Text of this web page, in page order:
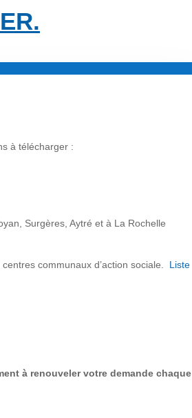
à télécharger :
Surgères, Aytré et à La Rochelle
communaux d’action sociale. Liste
à renouveler votre demande chaque